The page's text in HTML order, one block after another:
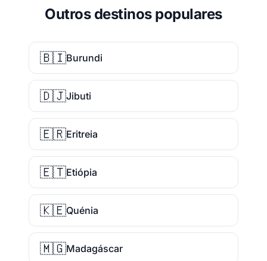
Outros destinos populares
🇧🇮Burundi
🇩🇯Jibuti
🇪🇷Eritreia
🇪🇹Etiópia
🇰🇪Quénia
🇲🇬Madagáscar